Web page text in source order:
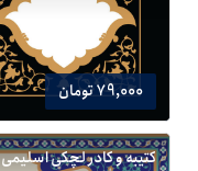
79,000 تومان
کتیبه و کادر لچکی اسلیمی